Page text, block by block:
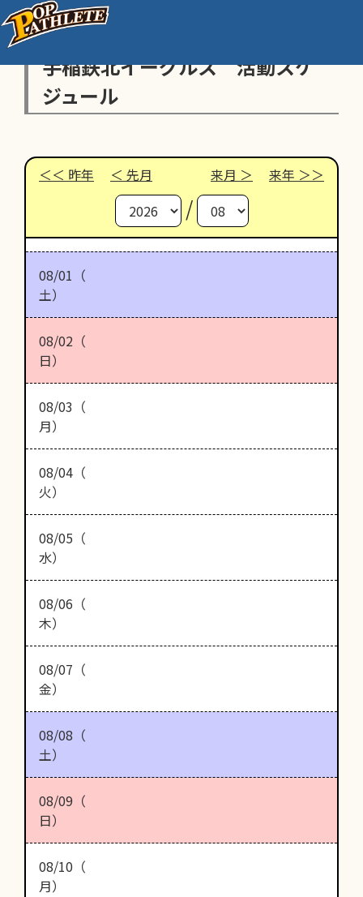
手稲鉄北イーグルス 活動スケ
ジュール
昨年 先月 来月 来年
/
08/01（
土）
08/02（
日）
08/03（
月）
08/04（
火）
08/05（
水）
08/06（
木）
08/07（
金）
08/08（
土）
08/09（
日）
08/10（
月）